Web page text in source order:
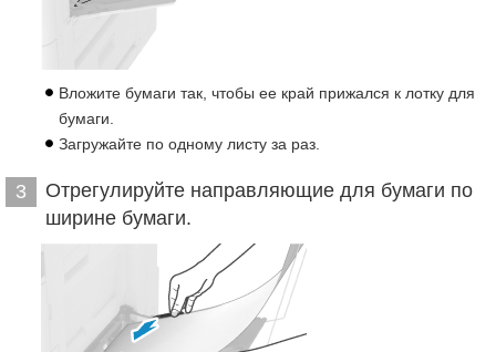
Вложите бумаги так, чтобы ее край прижался к лотку для
бумаги.
Загружайте по одному листу за раз.
3
Отрегулируйте направляющие для бумаги по
ширине бумаги.